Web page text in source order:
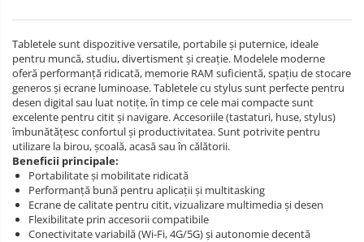
Tabletele sunt dispozitive versatile, portabile și puternice, ideale
pentru muncă, studiu, divertisment și creație. Modelele moderne
oferă performanță ridicată, memorie RAM suficientă, spațiu de stocare
generos și ecrane luminoase. Tabletele cu stylus sunt perfecte pentru
desen digital sau luat notițe, în timp ce cele mai compacte sunt
excelente pentru citit și navigare. Accesoriile (tastaturi, huse, stylus)
îmbunătățesc confortul și productivitatea. Sunt potrivite pentru
utilizare la birou, școală, acasă sau în călătorii.
Beneficii principale:
Portabilitate și mobilitate ridicată
Performanță bună pentru aplicații și multitasking
Ecrane de calitate pentru citit, vizualizare multimedia și desen
Flexibilitate prin accesorii compatibile
Conectivitate variabilă (Wi‑Fi, 4G/5G) și autonomie decentă